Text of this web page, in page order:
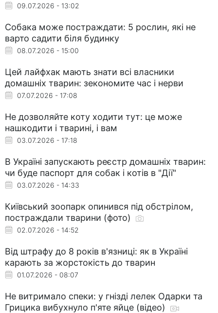
09.07.2026 - 13:02
Собака може постраждати: 5 рослин, які не
варто садити біля будинку
08.07.2026 - 15:00
Цей лайфхак мають знати всі власники
домашніх тварин: зекономите час і нерви
07.07.2026 - 17:08
Не дозволяйте коту ходити тут: це може
нашкодити і тварині, і вам
03.07.2026 - 17:18
В Україні запускають реєстр домашніх тварин:
чи буде паспорт для собак і котів в "Дії"
03.07.2026 - 14:33
Київський зоопарк опинився під обстрілом,
постраждали тварини (фото)
02.07.2026 - 14:52
Від штрафу до 8 років в'язниці: як в Україні
карають за жорстокість до тварин
01.07.2026 - 08:07
Не витримало спеки: у гнізді лелек Одарки та
Грицика вибухнуло п'яте яйце (відео)